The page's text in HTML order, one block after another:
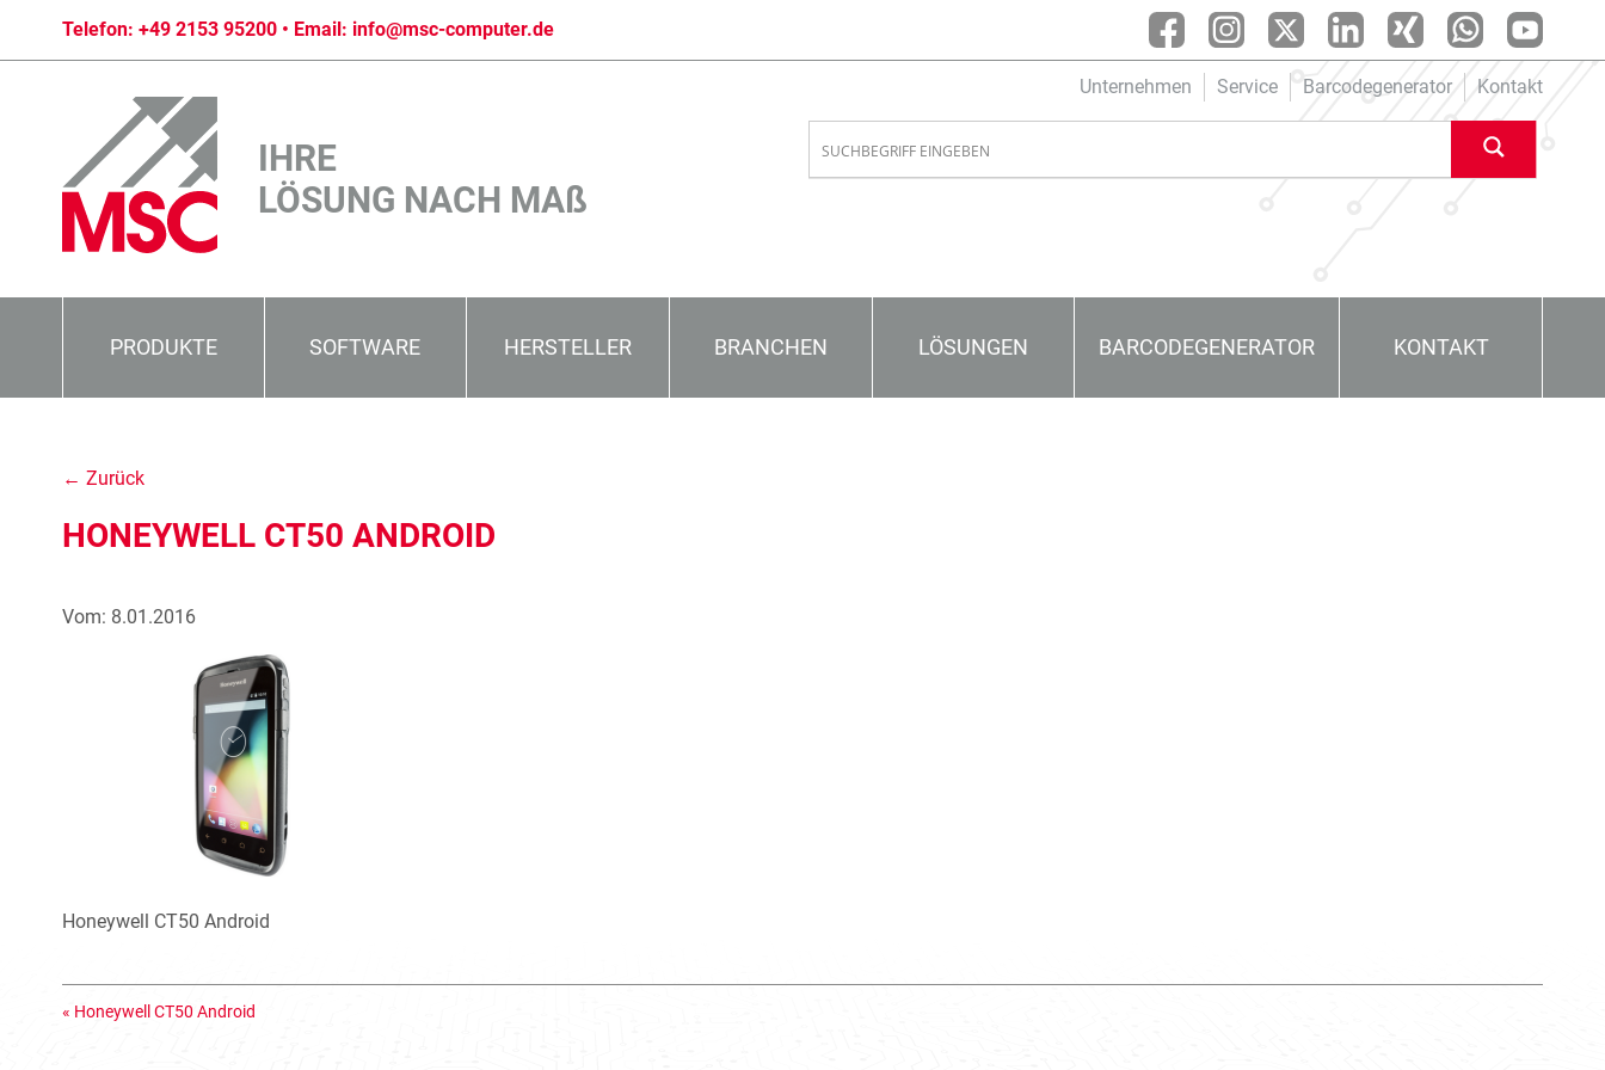
Telefon: +49 2153 95200 • Email: info@msc-computer.de
Unternehmen Service Barcodegenerator Kontakt
IHRE
LÖSUNG NACH MAß
PRODUKTE SOFTWARE HERSTELLER BRANCHEN LÖSUNGEN BARCODEGENERATOR KONTAKT
← Zurück
HONEYWELL CT50 ANDROID
Vom: 8.01.2016
Honeywell CT50 Android
« Honeywell CT50 Android